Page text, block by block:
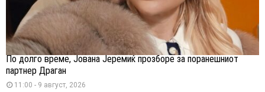
По долго време, Јована Јеремиќ прозборе за поранешниот
партнер Драган
11:00 - 9 август, 2026